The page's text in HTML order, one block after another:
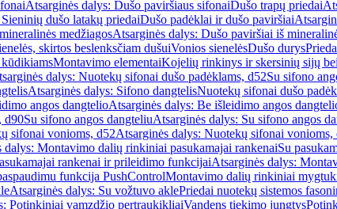
Atsarginės dalys: Dušo paviršiaus sifonaiDušo trapų priedai
dušo latakų priedaiDušo padėklai ir dušo paviršiai
medžiagosAtsarginės dalys: Dušo paviršiai iš
skirtos beslenksčiam dušuiVonios sienelėsDušo durys
Montavimo elementaiKojelių rinkinys ir skersinių sijų
dalys: Nuotekų sifonai dušo padėklams, d52Su sifono
Atsarginės dalys: Sifono dangtelisNuotekų sifonai dušo
angos dangtelioAtsarginės dalys: Be išleidimo angos
d90Su sifono angos dangteliuAtsarginės dalys: Su sifono angos
sifonai vonioms, d52Atsarginės dalys: Nuotekų sifonai vonioms,
dalys: Montavimo dalių rinkiniai pasukamajai rankenaiSu
rankenai ir prileidimo funkcijaiAtsarginės dalys:
funkcija PushControlMontavimo dalių rinkiniai
Atsarginės dalys: Su vožtuvo aklePriedai nuotekų sistemos
Potinkiniai vamzdžio pertraukikliaiVandens tiekimo jungtys